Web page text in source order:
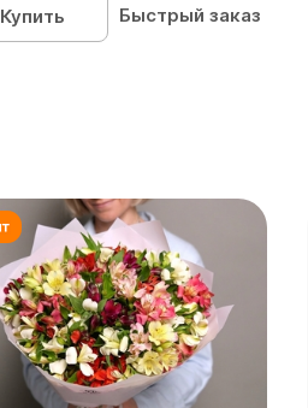
Купить
Быстрый заказ